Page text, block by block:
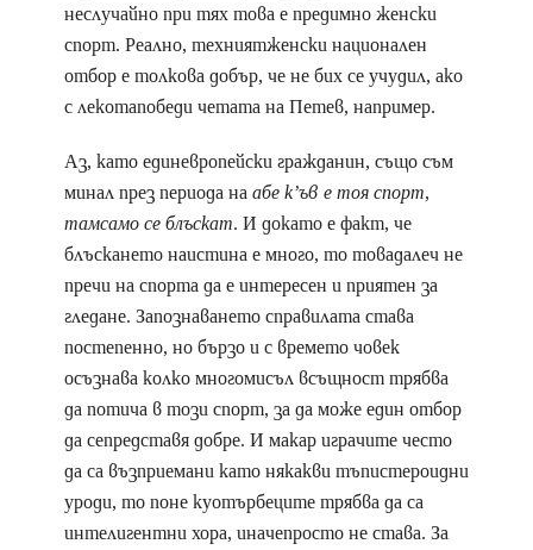
неслучайно при тях това е предимно женски
спорт. Реално, техниятженски национален
отбор е толкова добър, че не бих се учудил, ако
с лекотапобеди четата на Петев, например.
Аз, като единевропейски гражданин, също съм
минал през периода наабе к’ъв е тоя спорт,
тамсамо се блъскат. И докато е факт, че
блъскането наистина е много, то товадалеч не
пречи на спорта да е интересен и приятен за
гледане. Запознаването справилата става
постепенно, но бързо и с времето човек
осъзнава колко многомисъл всъщност трябва
да потича в този спорт, за да може един отбор
да сепредставя добре. И макар играчите често
да са възприемани като някакви тъпистероидни
уроди, то поне куотърбеците трябва да са
интелигентни хора, иначепросто не става. За